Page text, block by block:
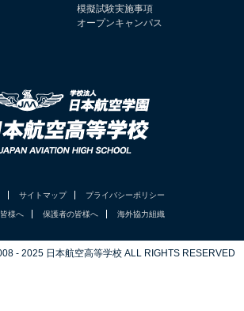
模擬試験実施事項
オープンキャンパス
サイトマップ プライバシーポリシー
様へ 保護者の皆様へ 海外協力組織
日本航空高等学校 ALL RIGHTS RESERVED